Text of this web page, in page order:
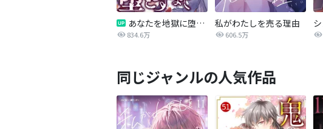
あなたを地獄に堕とすまで
834.6万
私がわたしを売る理由
606.5万
同じジャンルの人気作品